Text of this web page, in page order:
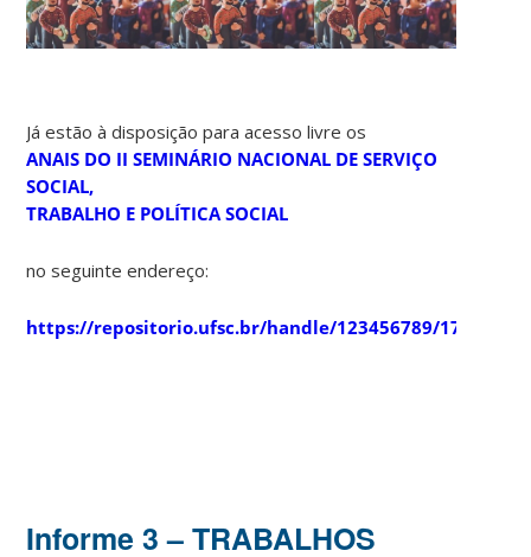
Já estão à disposição para acesso livre os
ANAIS DO II SEMINÁRIO NACIONAL DE SERVIÇO
SOCIAL,
TRABALHO E POLÍTICA SOCIAL
no seguinte endereço:
https://repositorio.ufsc.br/handle/123456789/179860
Informe 3 – TRABALHOS